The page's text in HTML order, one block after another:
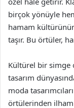
birçok yönüyle
hamam
taşır. Bu örtüler,
Kültürel bir simge
tasarım
moda
örtülerinden